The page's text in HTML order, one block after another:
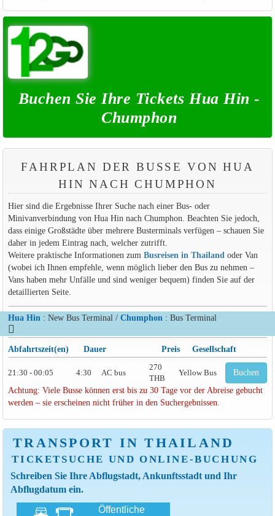
Buchen Sie Ihre Tickets Hua Hin -
Chumphon
FAHRPLAN DER BUSSE VON HUA
HIN NACH CHUMPHON
Hier sind die Ergebnisse Ihrer Suche nach einer Bus- oder
Minivanverbindung von Hua Hin nach Chumphon. Beachten Sie jedoch,
dass einige Großstädte über mehrere Busterminals verfügen – schauen Sie
daher in jedem Eintrag nach, welcher zutrifft.
Weitere praktische Informationen zum Busreisen in Thailandoder Van
(wobei ich Ihnen empfehle, wenn möglich lieber den Bus zu nehmen –
Vans haben mehr Unfälle und sind weniger bequem) finden Sie auf der
detaillierten Seite.
Hua Hin : New Bus Terminal / Chumphon : Bus Terminal
Abfahrtszeit(en) Dauer Preis Gesellschaft
21:30 - 00:05 4:30 AC bus
270
THB
Yellow Bus Buchen
Achtung: Viele Busse können erst bis zu 30 Tage vor der Abreise gebucht
werden – sie erscheinen nicht früher in den Suchergebnissen.
TRANSPORT IN THAILAND
TICKETSUCHE UND ONLINE-BUCHUNG
Schreiben Sie Ihre Abflugstadt, Ankunftsstadt und Ihr
Abflugdatum ein.
Öffentliche